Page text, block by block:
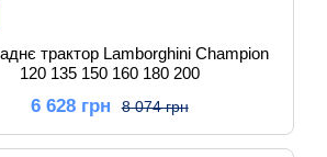
трактор Lamborghini Champion
120 135 150 160 180 200
8 074 грн
6 628 грн